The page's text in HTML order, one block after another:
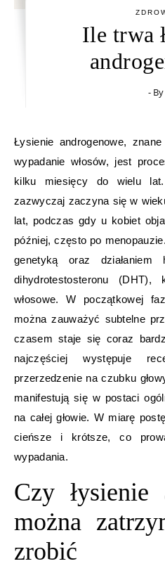
Ile trwa
- By
Łysienie androgenowe,
wypadanie włosów, jest
kilku miesięcy do wielu
zazwyczaj zaczyna się w
lat, podczas gdy u kobiet
później, często po
genetyką oraz działaniem
dihydrotestosteronu
włosowe. W początkowej
można zauważyć subtelne
czasem staje się coraz
najczęściej występuje
przerzedzenie na czubku
manifestują się w postaci
na całej głowie. W miarę
cieńsze i krótsze, co
wypadania.
Czy łysienie
można
zrobić